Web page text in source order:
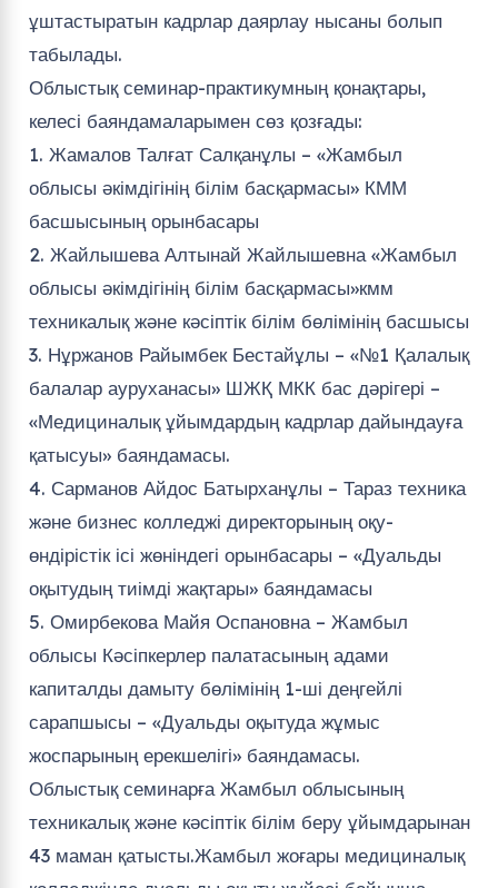
ұштастыратын кадрлар даярлау нысаны болып
табылады.
Облыстық семинар-практикумның қонақтары,
келесі баяндамаларымен сөз қозғады:
1. Жамалов Талғат Салқанұлы – «Жамбыл
облысы әкімдігінің білім басқармасы» КММ
басшысының орынбасары
2. Жайлышева Алтынай Жайлышевна «Жамбыл
облысы әкімдігінің білім басқармасы»кмм
техникалық және кәсіптік білім бөлімінің басшысы
3. Нұржанов Райымбек Бестайұлы – «№1 Қалалық
балалар ауруханасы» ШЖҚ МКК бас дәрігері –
«Медициналық ұйымдардың кадрлар дайындауға
қатысуы» баяндамасы.
4. Сарманов Айдос Батырханұлы – Тараз техника
және бизнес колледжі директорының оқу-
өндірістік ісі жөніндегі орынбасары – «Дуальды
оқытудың тиімді жақтары» баяндамасы
5. Омирбекова Майя Оспановна – Жамбыл
облысы Кәсіпкерлер палатасының адами
капиталды дамыту бөлімінің 1-ші деңгейлі
сарапшысы – «Дуальды оқытуда жұмыс
жоспарының ерекшелігі» баяндамасы.
Облыстық семинарға Жамбыл облысының
техникалық және кәсіптік білім беру ұйымдарынан
43 маман қатысты.Жамбыл жоғары медициналық